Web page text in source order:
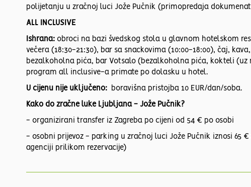
polijetanju u zračnoj luci Jože Pučnik (primopredaja
ALL INCLUSIVE
Ishrana: obroci na bazi švedskog stola u glavnom hotelskom
večera (18:30-21:30), bar sa snackovima (10:00-18:00), čaj,
bezalkoholna pića, bar Votsalo (bezalkoholna pića, kokteli (uz
program all inclusive-a primate po dolasku u hotel.
U cijenu nije uključeno: boravišna pristojba 10 EUR/dan/soba.
Kako do zračne luke Ljubljana - Jože Pučnik?
- organizirani transfer iz Zagreba po cijeni od 54 € po osobi
- osobni prijevoz - parking u zračnoj luci Jože Pučnik iznosi 65
agenciji prilikom rezervacije)